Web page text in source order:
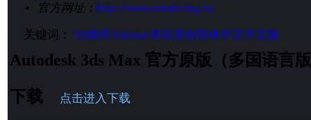
官方网址： http://www.rendering.ru
关键词： 3D插件3dsmax本站原创 简体中文中文版
Autodesk 3ds Max 官方原版（多国语言
下载 点击进入下载